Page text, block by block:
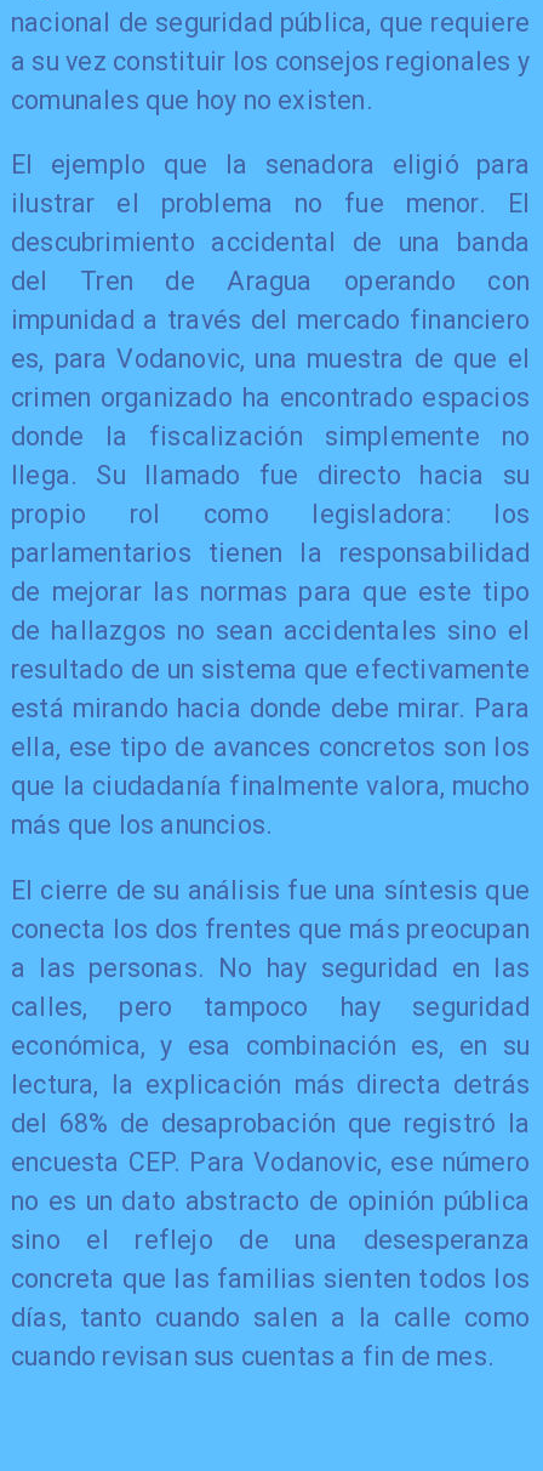
nacional de seguridad pública, que requiere
a su vez constituir los consejos regionales y
comunales que hoy no existen.
El ejemplo que la senadora eligió para
ilustrar el problema no fue menor. El
descubrimiento accidental de una banda
del Tren de Aragua operando con
impunidad a través del mercado financiero
es, para Vodanovic, una muestra de que el
crimen organizado ha encontrado espacios
donde la fiscalización simplemente no
llega. Su llamado fue directo hacia su
propio rol como legisladora: los
parlamentarios tienen la responsabilidad
de mejorar las normas para que este tipo
de hallazgos no sean accidentales sino el
resultado de un sistema que efectivamente
está mirando hacia donde debe mirar. Para
ella, ese tipo de avances concretos son los
que la ciudadanía finalmente valora, mucho
más que los anuncios.
El cierre de su análisis fue una síntesis que
conecta los dos frentes que más preocupan
a las personas. No hay seguridad en las
calles, pero tampoco hay seguridad
económica, y esa combinación es, en su
lectura, la explicación más directa detrás
del 68% de desaprobación que registró la
encuesta CEP. Para Vodanovic, ese número
no es un dato abstracto de opinión pública
sino el reflejo de una desesperanza
concreta que las familias sienten todos los
días, tanto cuando salen a la calle como
cuando revisan sus cuentas a fin de mes.